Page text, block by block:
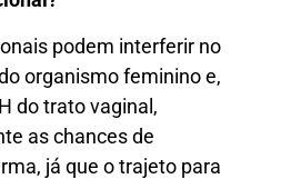
podem interferir no
organismo feminino e,
do trato vaginal,
as chances de
já que o trajeto para